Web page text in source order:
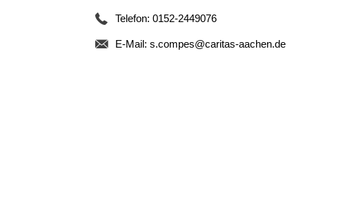
Telefon: 0152-2449076
E-Mail: s.compes@caritas-aachen.de